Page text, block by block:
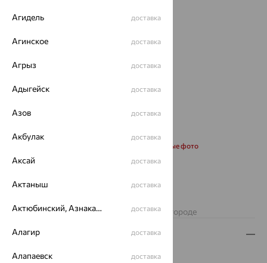
Запросить дополнительные фото
от 22 842 63 450₽
Изделие недоступно для заказа в вашем городе
Описание
Вид изделия:
Агидель доставка
Агинское доставка
Агрыз доставка
Адыгейск доставка
Азов доставка
Акбулак доставка
Аксай доставка
Актаныш доставка
Актюбинский, Азнакаевский район доставка
Алагир доставка
Алапаевск доставка